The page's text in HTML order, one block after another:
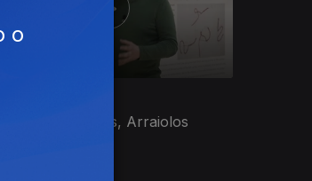
de Arraiolos, Arraiolos
o